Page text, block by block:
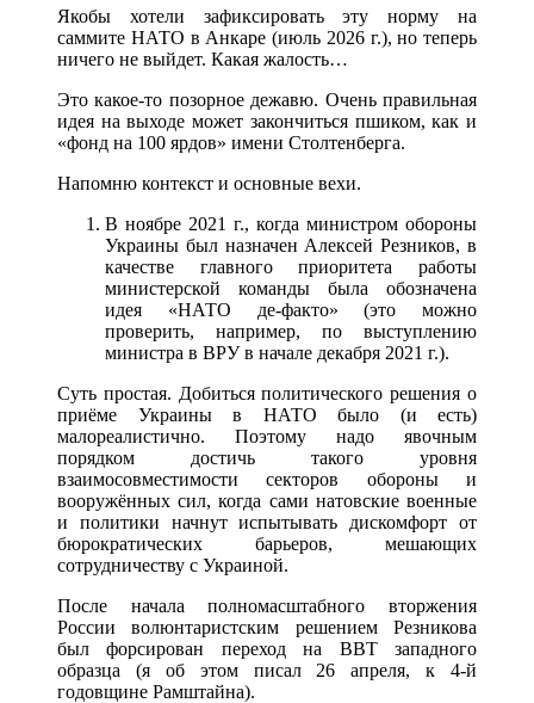
Якобы хотели зафиксировать эту норму на
саммите НАТО в Анкаре (июль 2026 г.), но теперь
ничего не выйдет. Какая жалость…
Это какое-то позорное дежавю. Очень правильная
идея на выходе может закончиться пшиком, как и
«фонд на 100 ярдов» имени Столтенберга.
Напомню контекст и основные вехи.
В ноябре 2021 г., когда министром обороны
Украины был назначен Алексей Резников, в
качестве главного приоритета работы
министерской команды была обозначена
идея «НАТО де-факто» (это можно
проверить, например, по выступлению
министра в ВРУ в начале декабря 2021 г.).
Суть простая. Добиться политического решения о
приёме Украины в НАТО было (и есть)
малореалистично. Поэтому надо явочным
порядком достичь такого уровня
взаимосовместимости секторов обороны и
вооружённых сил, когда сами натовские военные
и политики начнут испытывать дискомфорт от
бюрократических барьеров, мешающих
сотрудничеству с Украиной.
После начала полномасштабного вторжения
России волюнтаристским решением Резникова
был форсирован переход на ВВТ западного
образца (я об этом писал 26 апреля, к 4-й
годовщине Рамштайна).